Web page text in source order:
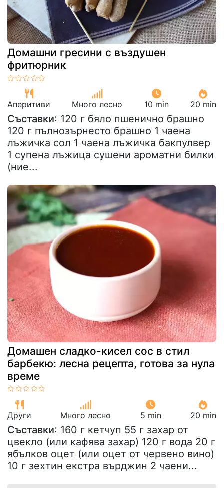
Домашни гресини с въздушен
фритюрник
Аперитиви Много лесно 10 min 20 min
Съставки: 120 г бяло пшенично брашно
120 г пълнозърнесто брашно 1 чаена
лъжичка сол 1 чаена лъжичка бакпулвер
1 супена лъжица сушени ароматни билки
(ние...
Домашен сладко-кисел сос в стил
барбекю: лесна рецепта, готова за нула
време
Други Много лесно 5 min 20 min
Съставки: 160 г кетчуп 55 г захар от
цвекло (или кафява захар) 120 г вода 20 г
ябълков оцет (или оцет от червено вино)
10 г зехтин екстра върджин 2 чаени...